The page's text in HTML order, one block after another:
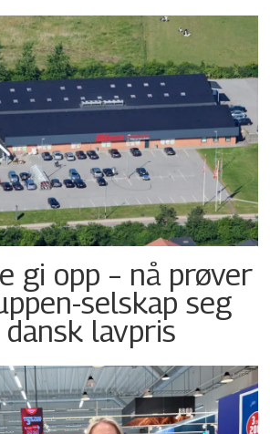
gi opp – nå prøver
selskap seg
lavpris